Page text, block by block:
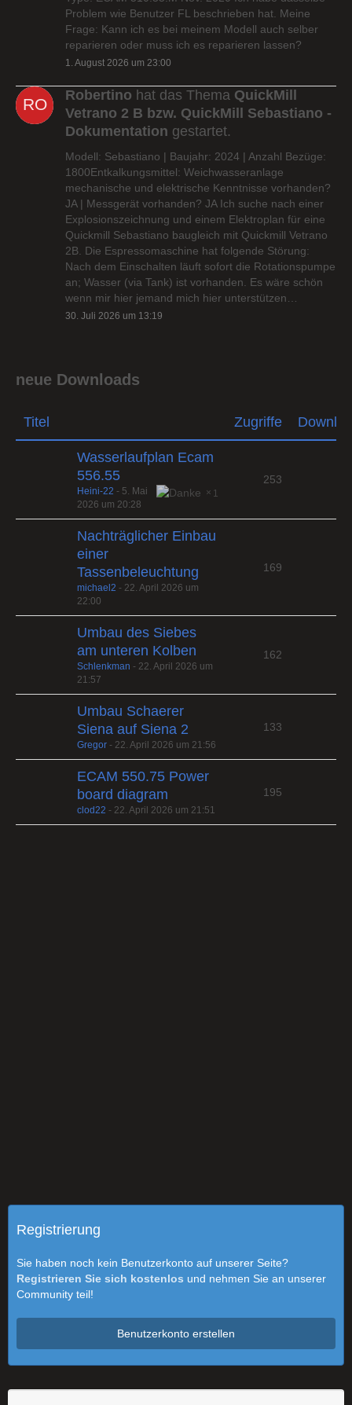
Problem wie Benutzer FL beschrieben hat. Meine
Frage: Kann ich es bei meinem Modell auch selber
reparieren oder muss ich es reparieren lassen?
1. August 2026 um 23:00
Robertino hat das Thema QuickMill
Vetrano 2 B bzw. QuickMill Sebastiano -
Dokumentation gestartet.
Modell: Sebastiano | Baujahr: 2024 | Anzahl Bezüge:
1800Entkalkungsmittel: Weichwasseranlage
mechanische und elektrische Kenntnisse vorhanden?
JA | Messgerät vorhanden? JA Ich suche nach einer
Explosionszeichnung und einem Elektroplan für eine
Quickmill Sebastiano baugleich mit Quickmill Vetrano
2B. Die Espressomaschine hat folgende Störung:
Nach dem Einschalten läuft sofort die Rotationspumpe
an; Wasser (via Tank) ist vorhanden. Es wäre schön
wenn mir hier jemand mich hier unterstützen…
30. Juli 2026 um 13:19
neue Downloads
Titel Zugriffe
Wasserlaufplan Ecam
556.55
1
Heini-22 - 5. Mai
2026 um 20:28
253
Nachträglicher Einbau
einer
Tassenbeleuchtung
michael2 - 22. April 2026 um
22:00
169
Umbau des Siebes
am unteren Kolben
Schlenkman - 22. April 2026 um
21:57
162
Umbau Schaerer
Siena auf Siena 2
Gregor - 22. April 2026 um 21:56
133
ECAM 550.75 Power
board diagram
clod22 - 22. April 2026 um 21:51
195
Registrierung
Sie haben noch kein Benutzerkonto auf unserer Seite?
Registrieren Sie sich kostenlos und nehmen Sie an unserer
Community teil!
Benutzerkonto erstellen